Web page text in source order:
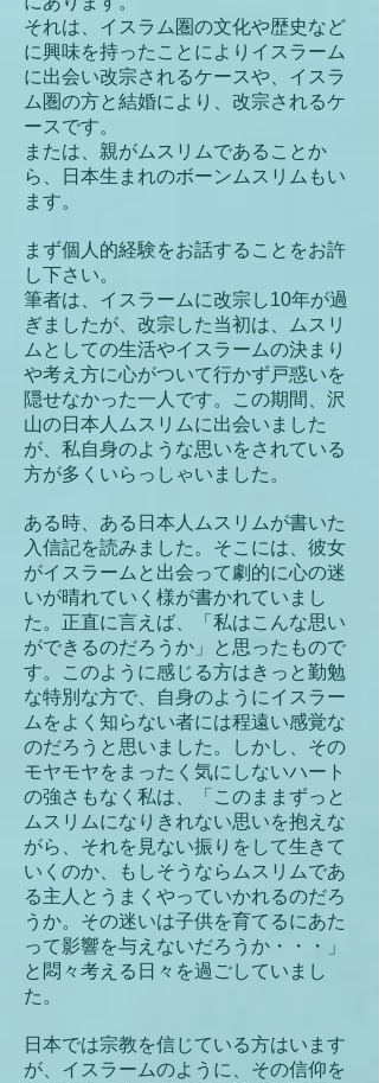
それは、イスラム圏の文化や歴史など
に興味を持ったことによりイスラーム
に出会い改宗されるケースや、イスラ
ム圏の方と結婚により、改宗されるケ
ースです。
または、親がムスリムであることか
ら、日本生まれのボーンムスリムもい
ます。
まず個人的経験をお話することをお許
し下さい。
筆者は、イスラームに改宗し10年が過
ぎましたが、改宗した当初は、ムスリ
ムとしての生活やイスラームの決まり
や考え方に心がついて行かず戸惑いを
隠せなかった一人です。この期間、沢
山の日本人ムスリムに出会いました
が、私自身のような思いをされている
方が多くいらっしゃいました。
ある時、ある日本人ムスリムが書いた
入信記を読みました。そこには、彼女
がイスラームと出会って劇的に心の迷
いが晴れていく様が書かれていまし
た。正直に言えば、「私はこんな思い
ができるのだろうか」と思ったもので
す。このように感じる方はきっと勤勉
な特別な方で、自身のようにイスラー
ムをよく知らない者には程遠い感覚な
のだろうと思いました。しかし、その
モヤモヤをまったく気にしないハート
の強さもなく私は、「このままずっと
ムスリムになりきれない思いを抱えな
がら、それを見ない振りをして生きて
いくのか、もしそうならムスリムであ
る主人とうまくやっていかれるのだろ
うか。その迷いは子供を育てるにあた
って影響を与えないだろうか・・・」
と悶々考える日々を過ごしていまし
た。
日本では宗教を信じている方はいます
が、イスラームのように、その信仰を